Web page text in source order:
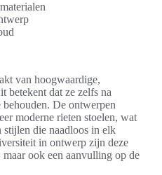
van hoogwaardige,
betekent dat ze zelfs na
De ontwerpen
moderne rieten stoelen, wat
stijlen die naadloos in elk
in ontwerp zijn deze
ook een aanvulling op de